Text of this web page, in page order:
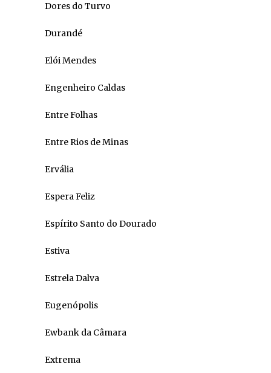
Dores do Turvo
Durandé
Elói Mendes
Engenheiro Caldas
Entre Folhas
Entre Rios de Minas
Ervália
Espera Feliz
Espírito Santo do Dourado
Estiva
Estrela Dalva
Eugenópolis
Ewbank da Câmara
Extrema